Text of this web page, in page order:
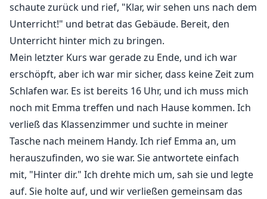
schaute zurück und rief, "Klar, wir sehen uns nach dem
Unterricht!" und betrat das Gebäude. Bereit, den
Unterricht hinter mich zu bringen.
Mein letzter Kurs war gerade zu Ende, und ich war
erschöpft, aber ich war mir sicher, dass keine Zeit zum
Schlafen war. Es ist bereits 16 Uhr, und ich muss mich
noch mit Emma treffen und nach Hause kommen. Ich
verließ das Klassenzimmer und suchte in meiner
Tasche nach meinem Handy. Ich rief Emma an, um
herauszufinden, wo sie war. Sie antwortete einfach
mit, "Hinter dir." Ich drehte mich um, sah sie und legte
auf. Sie holte auf, und wir verließen gemeinsam das